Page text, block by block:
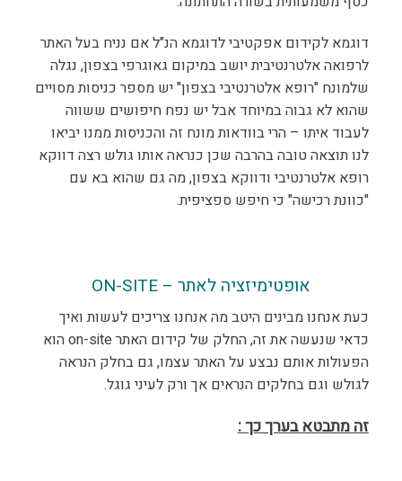
דוגמא לקידום אפקטיבי לדוגמא הנ"ל אם נניח בעל האתר
לרפואה אלטרנטיבית יושב במיקום גאוגרפי בצפון, נגלה
שלמונח "רופא אלטרנטיבי בצפון" יש מספר כניסות מסויים
שהוא לא גבוה במיוחד אבל יש נפח חיפושים ששווה
לעבוד איתו – הרי בוודאות מונח זה והכניסות ממנו יביאו
לנו תוצאה טובה בהרבה שכן כנראה אותו גולש רצה דווקא
רופא אלטרנטיבי ודווקא בצפון, מה גם שהוא בא עם
"כוונת רכישה" כי חיפש ספציפית.
אופטימיזציה לאתר – ON-SITE
כעת אנחנו מבינים היטב מה אנחנו צריכים לעשות ואיך
כדאי שנעשה את זה, החלק של קידום האתר on-site הוא
הפעולות אותם נבצע על האתר עצמו, גם בחלק הנראה
לגולש וגם בחלקים הנראים אך ורק לעיני גוגל.
זה מתבטא בערך כך :